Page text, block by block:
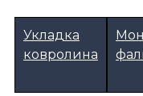
Укладка
ковролина